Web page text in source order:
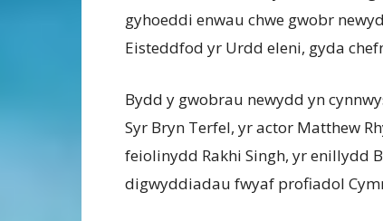
gyhoeddi enwau chwe gwobr
Eisteddfod yr Urdd eleni, gyda
Bydd y gwobrau newydd yn
Syr Bryn Terfel, yr actor Matthew
feiolinydd Rakhi Singh, yr enillydd
digwyddiadau fwyaf profiadol